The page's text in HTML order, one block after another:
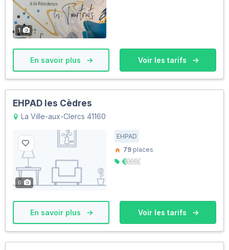
1
En savoir plus Voir les tarifs
EHPAD les Cèdres
La Ville-aux-Clercs 41160
0
EHPAD
79 places
En savoir plus Voir les tarifs